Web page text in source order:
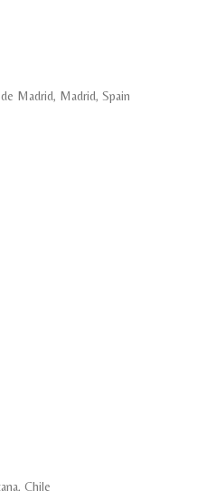
Madrid, Madrid, Spain
Chile